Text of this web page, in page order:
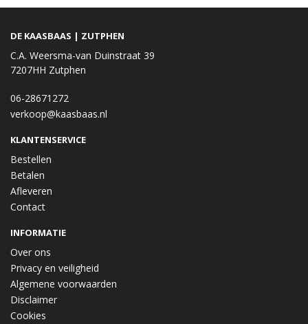
DE KAASBAAS | ZUTPHEN
C.A. Weersma-van Duinstraat 39
7207HH Zutphen
06-28671272
verkoop@kaasbaas.nl
KLANTENSERVICE
Bestellen
Betalen
Afleveren
Contact
INFORMATIE
Over ons
Privacy en veiligheid
Algemene voorwaarden
Disclaimer
Cookies